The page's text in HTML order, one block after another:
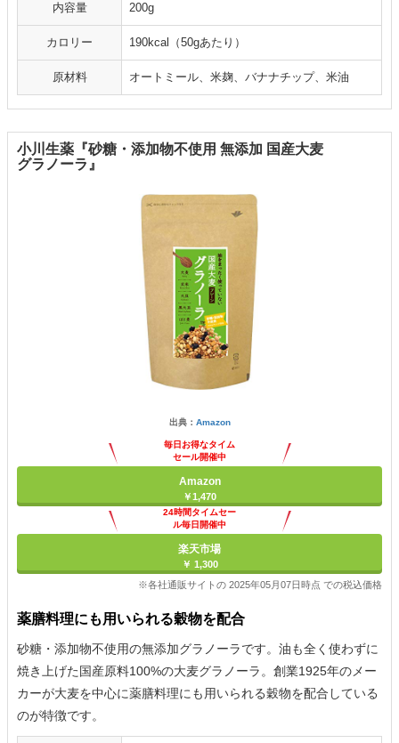
内容量 200g
カロリー 190kcal（50gあたり）
原材料 オートミール、米麹、バナナチップ、米油
小川生薬『砂糖・添加物不使用 無添加 国産大麦
グラノーラ』
出典： Amazon
毎日お得なタイム
セール開催中
Amazon
￥1,470
24時間タイムセー
ル毎日開催中
楽天市場
￥ 1,300
※各社通販サイトの 2025年05月07日時点 での税込価格
薬膳料理にも用いられる穀物を配合
砂糖・添加物不使用の無添加グラノーラです。油も全く使わずに
焼き上げた国産原料100%の大麦グラノーラ。創業1925年のメー
カーが大麦を中心に薬膳料理にも用いられる穀物を配合している
のが特徴です。